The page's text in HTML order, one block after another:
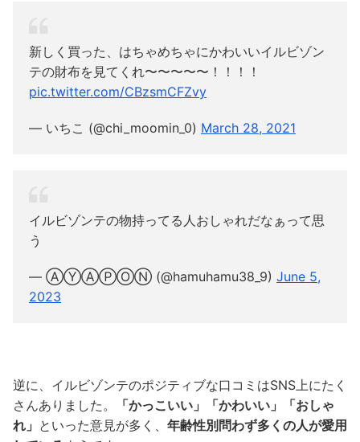
新しく買った、はちゃめちゃにかわいいイルビゾン
テの財布を見てくれ〜〜〜〜〜！！！！
pic.twitter.com/CBzsmCFZvy
— いちこ (@chi_moomin_0) March 28, 2021
イルビゾンテの物持ってる人おしゃれだなぁって思
う
— ⒶⓎⒶⓅⓄⓃ (@hamuhamu38_9) June 5,
2023
逆に、イルビゾンテのポジティブな口コミはSNS上にたく
さんありました。
「かっこいい」「かわいい」「おしゃ
れ」 といった意見が多く、 年齢性別問わず多くの人が愛用